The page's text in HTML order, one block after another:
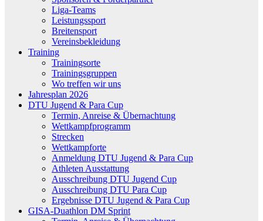
Liga-Teams
Leistungssport
Breitensport
Vereinsbekleidung
Training
Trainingsorte
Trainingsgruppen
Wo treffen wir uns
Jahresplan 2026
DTU Jugend & Para Cup
Termin, Anreise & Übernachtung
Wettkampfprogramm
Strecken
Wettkampforte
Anmeldung DTU Jugend & Para Cup
Athleten Ausstattung
Ausschreibung DTU Jugend Cup
Ausschreibung DTU Para Cup
Ergebnisse DTU Jugend & Para Cup
GISA-Duathlon DM Sprint